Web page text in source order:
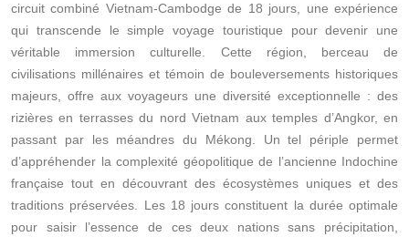
circuit combiné Vietnam-Cambodge de 18 jours, une expérience
qui transcende le simple voyage touristique pour devenir une
véritable immersion culturelle. Cette région, berceau de
civilisations millénaires et témoin de bouleversements historiques
majeurs, offre aux voyageurs une diversité exceptionnelle : des
rizières en terrasses du nord Vietnam aux temples d’Angkor, en
passant par les méandres du Mékong. Un tel périple permet
d’appréhender la complexité géopolitique de l’ancienne Indochine
française tout en découvrant des écosystèmes uniques et des
traditions préservées. Les 18 jours constituent la durée optimale
pour saisir l’essence de ces deux nations sans précipitation,